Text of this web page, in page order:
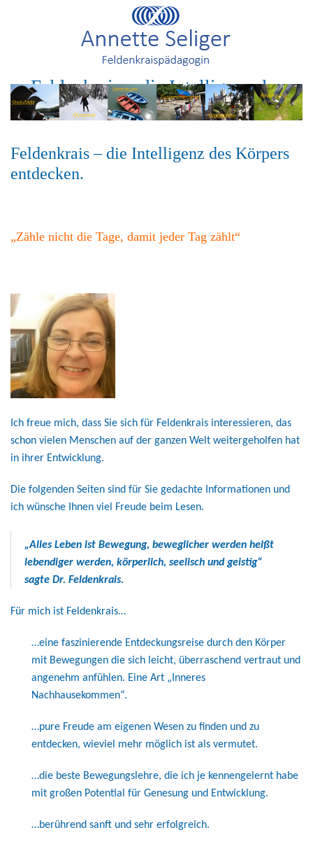
Feldenkrais – die Intelligenz des
Körpers entdecken
Feldenkrais – die Intelligenz des Körpers
entdecken.
„Zähle nicht die Tage, damit jeder Tag zählt“
Ich freue mich, dass Sie sich für Feldenkrais interessieren, das
schon vielen Menschen auf der ganzen Welt weitergeholfen hat
in ihrer Entwicklung.
Die folgenden Seiten sind für Sie gedachte Informationen und
ich wünsche Ihnen viel Freude beim Lesen.
„Alles Leben ist Bewegung, beweglicher werden heißt
lebendiger werden, körperlich, seelisch und geistig“
sagte Dr. Feldenkrais.
Für mich ist Feldenkrais…
…eine faszinierende Entdeckungsreise durch den Körper
mit Bewegungen die sich leicht, überraschend vertraut und
angenehm anfühlen. Eine Art „Inneres
Nachhausekommen“.
…pure Freude am eigenen Wesen zu finden und zu
entdecken, wieviel mehr möglich ist als vermutet.
…die beste Bewegungslehre, die ich je kennengelernt habe
mit großen Potential für Genesung und Entwicklung.
…berührend sanft und sehr erfolgreich.